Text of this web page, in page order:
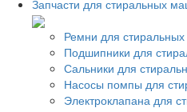
Запчасти для стиральных
Ремни для
Подшипники для
Сальники для
Насосы помпы для
Электроклапана для